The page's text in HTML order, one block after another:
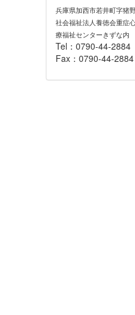
兵庫県加西市若井町字猪
社会福祉法人養徳会重症
療福祉センターきずな内
Tel：0790-44-2884
Fax：0790-44-2884